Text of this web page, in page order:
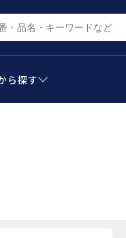
ら探す